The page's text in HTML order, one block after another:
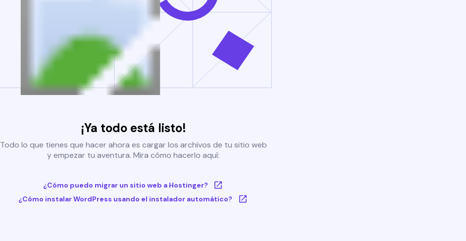
¡Ya todo está listo!
Todo lo que tienes que hacer ahora es cargar los archivos de tu sitio web
y empezar tu aventura. Mira cómo hacerlo aquí:
¿Cómo puedo migrar un sitio web a Hostinger?
¿Cómo instalar WordPress usando el instalador automático?